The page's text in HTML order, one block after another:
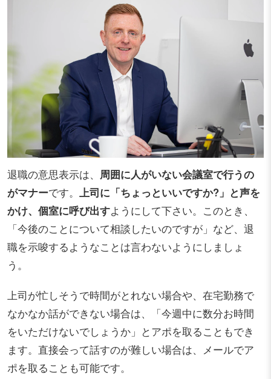
退職の意思表示は、 周囲に人がいない会議室で行うの
がマナーです。
上司に「ちょっといいですか?」と声を
かけ、個室に呼び出すようにして下さい。このとき、
「今後のことについて相談したいのですが」など、退
職を示唆するようなことは言わないようにしましょ
う。
上司が忙しそうで時間がとれない場合や、在宅勤務で
なかなか話ができない場合は、「今週中に数分お時間
をいただけないでしょうか」とアポを取ることもでき
ます。直接会って話すのが難しい場合は、メールでア
ポを取ることも可能です。